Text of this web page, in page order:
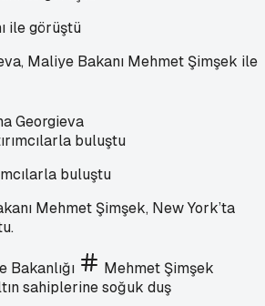
ile görüştü
Maliye Bakanı Mehmet Şimşek ile
Georgieva
buluştu
Mehmet Şimşek, New York’ta
Bakanlığı Mehmet Şimşek